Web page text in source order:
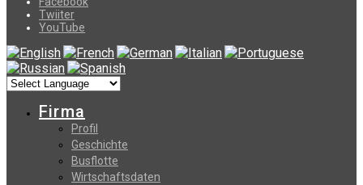
Twiiter
YouTube
Firma
Profil
Geschichte
Busflotte
Wirtschaftsdaten